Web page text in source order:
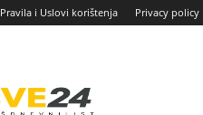
Pravila i Uslovi korištenja Privacy policy